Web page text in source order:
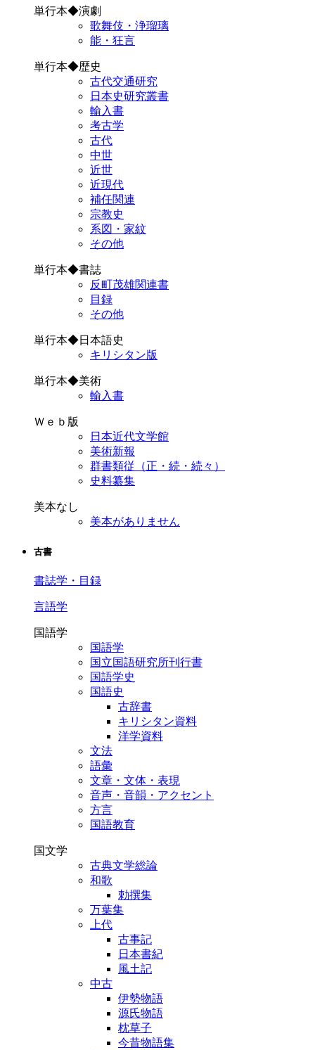
単行本◆演劇
歌舞伎・浄瑠璃
能・狂言
単行本◆歴史
古代交通研究
日本史研究叢書
輸入書
考古学
古代
中世
近世
近現代
補任関連
宗教史
系図・家紋
その他
単行本◆書誌
反町茂雄関連書
目録
その他
単行本◆日本語史
キリシタン版
単行本◆美術
輸入書
Ｗｅｂ版
日本近代文学館
美術新報
群書類従（正・続・続々）
史料纂集
美本なし
美本がありません
古書
書誌学・目録
言語学
国語学
国語学
国立国語研究所刊行書
国語学史
国語史
古辞書
キリシタン資料
洋学資料
文法
語彙
文章・文体・表現
音声・音韻・アクセント
方言
国語教育
国文学
古典文学総論
和歌
勅撰集
万葉集
上代
古事記
日本書紀
風土記
中古
伊勢物語
源氏物語
枕草子
今昔物語集